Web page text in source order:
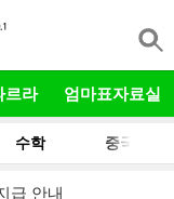
르라 엄마표자료실
수학 중국어
급 안내